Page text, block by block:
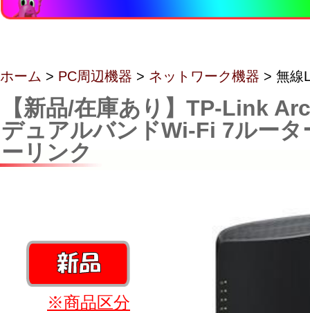
ホーム > PC周辺機器 > ネットワーク機器 > 無線
【新品/在庫あり】TP-Link
デュアルバンドWi-Fi 7ルータ
ーリンク
※商品区分